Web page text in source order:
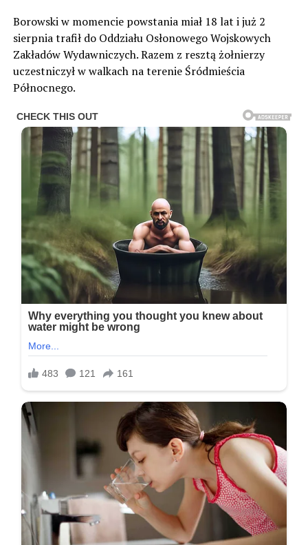
Borowski w momencie powstania miał 18 lat i już 2
sierpnia trafił do Oddziału Osłonowego Wojskowych
Zakładów Wydawniczych. Razem z resztą żołnierzy
uczestniczył w walkach na terenie Śródmieścia
Północnego.